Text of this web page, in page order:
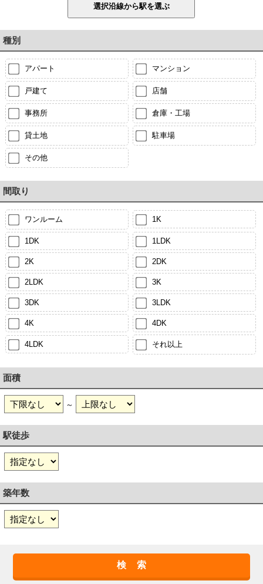
種別
アパート マンション
戸建て 店舗
事務所 倉庫・工場
貸土地 駐車場
その他
間取り
ワンルーム 1K
1DK 1LDK
2K 2DK
2LDK 3K
3DK 3LDK
4K 4DK
4LDK それ以上
面積
～
駅徒歩
築年数